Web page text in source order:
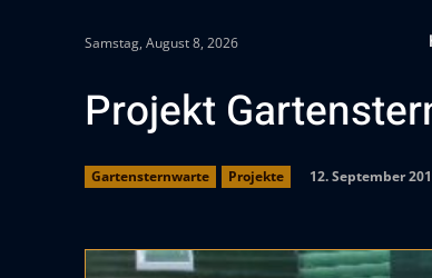
Samstag, August 8, 2026
Projekt
Gartensternwarte Projekte 12. September